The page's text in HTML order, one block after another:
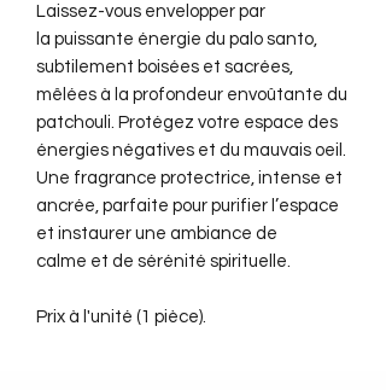
Laissez-vous envelopper par
la puissante énergie du palo santo,
subtilement boisées et sacrées,
mêlées à la profondeur envoûtante du
patchouli. Protégez votre espace des
énergies négatives et du mauvais oeil.
Une fragrance protectrice, intense et
ancrée, parfaite pour purifier l’espace
et instaurer une ambiance de
calme et de sérénité spirituelle.
Prix à l'unité (1 pièce).